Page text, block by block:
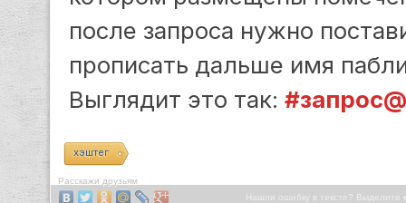
после запроса нужно
прописать дальше имя
Выглядит это так:
хэштег
Расскажи друзьям
Нашли ошибку в тексте?